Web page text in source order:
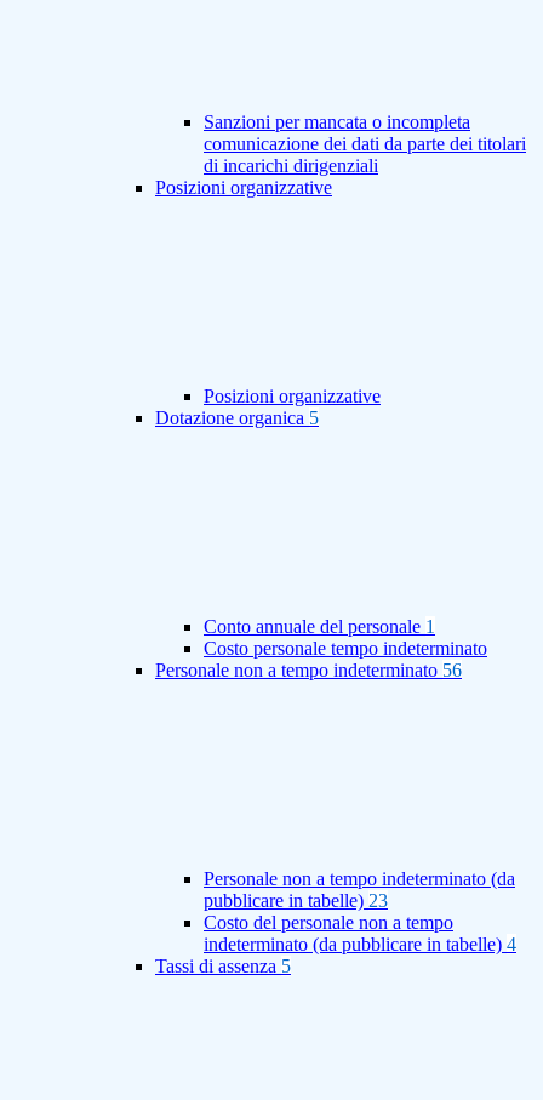
Sanzioni per mancata o incompleta
comunicazione dei dati da parte dei titolari
di incarichi dirigenziali
Posizioni organizzative
Posizioni organizzative
Dotazione organica 5
Conto annuale del personale 1
Costo personale tempo indeterminato
Personale non a tempo indeterminato 56
Personale non a tempo indeterminato (da
pubblicare in tabelle) 23
Costo del personale non a tempo
indeterminato (da pubblicare in tabelle) 4
Tassi di assenza 5